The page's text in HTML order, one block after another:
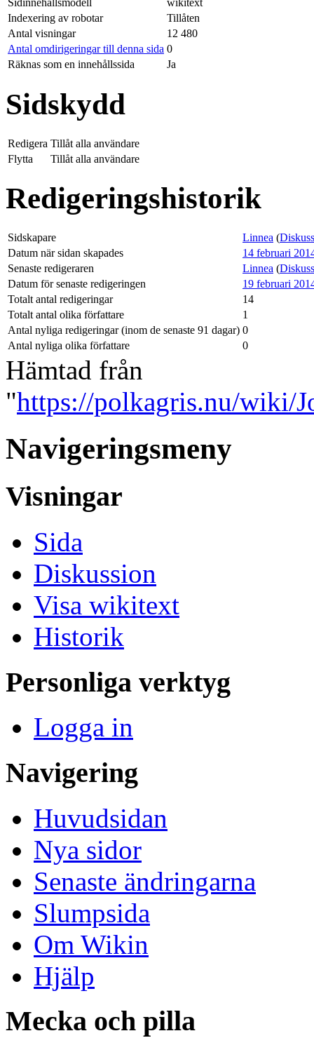
Indexering av robotar
Tillåten
Antal visningar
12 480
Antal omdirigeringar till denna sida 0
Räknas som en innehållssida
Ja
Sidskydd
Redigera Tillåt alla användare
Flytta
Tillåt alla användare
Redigeringshistorik
Sidskapare Linnea (
Datum när sidan skapades
14 februari
Senaste redigeraren
Linnea (
Datum för senaste redigeringen
19 februari
Totalt antal redigeringar
14
Totalt antal olika författare
1
Antal nyliga redigeringar (inom de senaste 91 dagar) 0
Antal nyliga olika författare
0
Hämtad från
"https://polkagris.nu/wiki/
Navigeringsmeny
Visningar
Sida
Diskussion
Visa wikitext
Historik
Personliga verktyg
Logga in
Navigering
Huvudsidan
Nya sidor
Senaste ändringarna
Slumpsida
Om Wikin
Hjälp
Mecka och pilla